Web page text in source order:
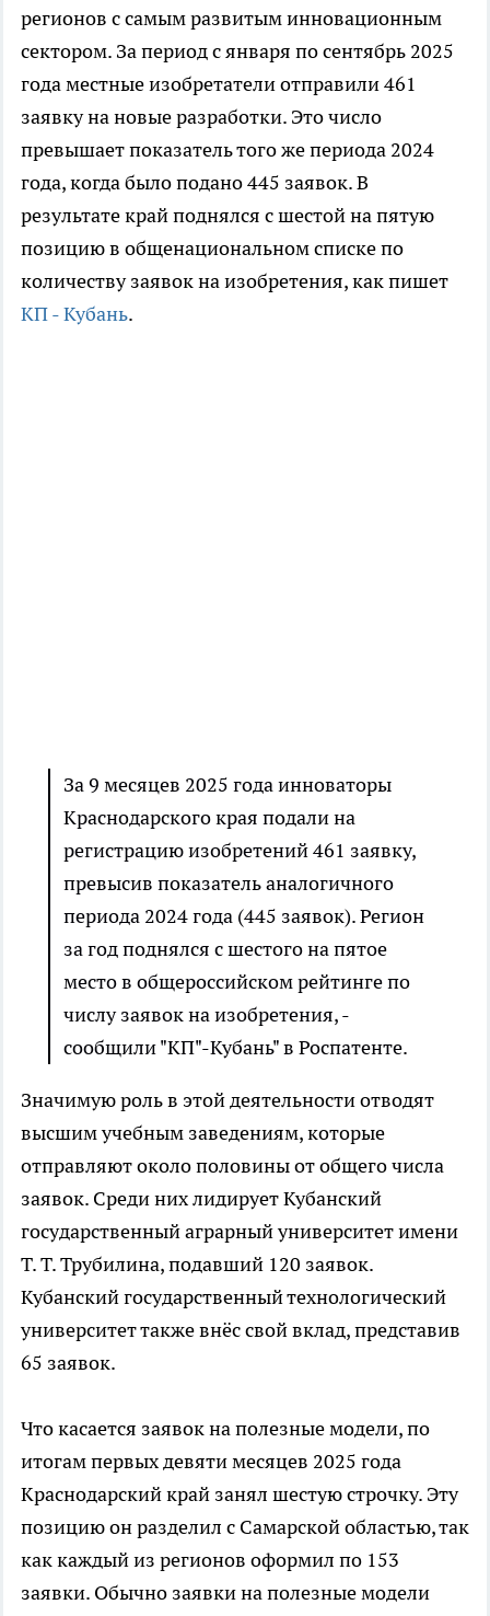
регионов с самым развитым инновационным
сектором. За период с января по сентябрь 2025
года местные изобретатели отправили 461
заявку на новые разработки. Это число
превышает показатель того же периода 2024
года, когда было подано 445 заявок. В
результате край поднялся с шестой на пятую
позицию в общенациональном списке по
количеству заявок на изобретения, как пишет
КП - Кубань.
За 9 месяцев 2025 года инноваторы
Краснодарского края подали на
регистрацию изобретений 461 заявку,
превысив показатель аналогичного
периода 2024 года (445 заявок). Регион
за год поднялся с шестого на пятое
место в общероссийском рейтинге по
числу заявок на изобретения, -
сообщили "КП"-Кубань" в Роспатенте.
Значимую роль в этой деятельности отводят
высшим учебным заведениям, которые
отправляют около половины от общего числа
заявок. Среди них лидирует Кубанский
государственный аграрный университет имени
Т. Т. Трубилина, подавший 120 заявок.
Кубанский государственный технологический
университет также внёс свой вклад, представив
65 заявок.
Что касается заявок на полезные модели, по
итогам первых девяти месяцев 2025 года
Краснодарский край занял шестую строчку. Эту
позицию он разделил с Самарской областью, так
как каждый из регионов оформил по 153
заявки. Обычно заявки на полезные модели